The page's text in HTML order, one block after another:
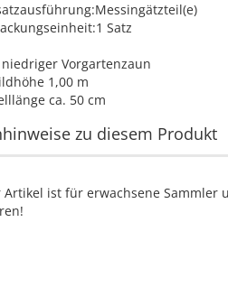
Satz
Vorgartenzaun
1,00 m
ca. 50 cm
zu diesem Produkt
Artikel ist für erwachsene